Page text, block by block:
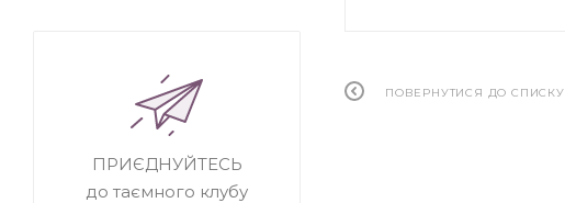
ПОВЕРНУТИСЯ ДО СПИСКУ
ПРИЄДНУЙТЕСЬ
до таємного клубу